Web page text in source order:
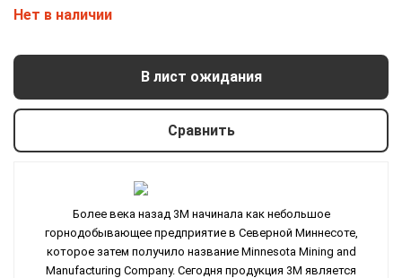
Нет в наличии
В лист ожидания
Сравнить
Более века назад 3M начинала как небольшое
горнодобывающее предприятие в Северной Миннесоте,
которое затем получило название Minnesota Mining and
Manufacturing Company. Сегодня продукция 3M является